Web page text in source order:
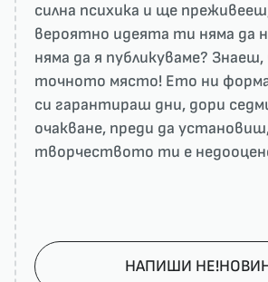
силна психика и ще
вероятно идеята ти няма да
няма да я публикуваме? Знаеш,
точното място! Ето ни
си гарантираш дни, дори
очакване, преди да
творчеството ти е
НАПИШИ